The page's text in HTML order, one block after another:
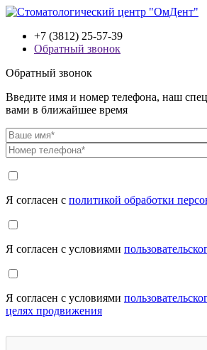
+7 (3812) 25-57-39
Обратный звонок
Обратный звонок
Введите имя и номер телефона, наш
вами в ближайшее время
Я согласен с политикой обработки
Я согласен с условиями
Я согласен с условиями
целях продвижения